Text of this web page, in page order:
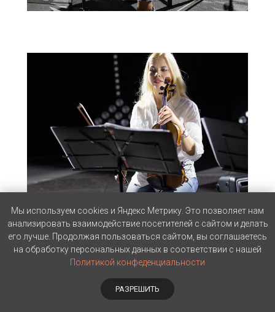
Мы используем cookies и Яндекс Метрику. Это позволяет нам
анализировать взаимодействие посетителей с сайтом и делать
его лучше. Продолжая пользоваться сайтом, вы соглашаетесь
на обработку персональных данных в соответствии с нашей
Политикой конфеденциальности
РАЗРЕШИТЬ